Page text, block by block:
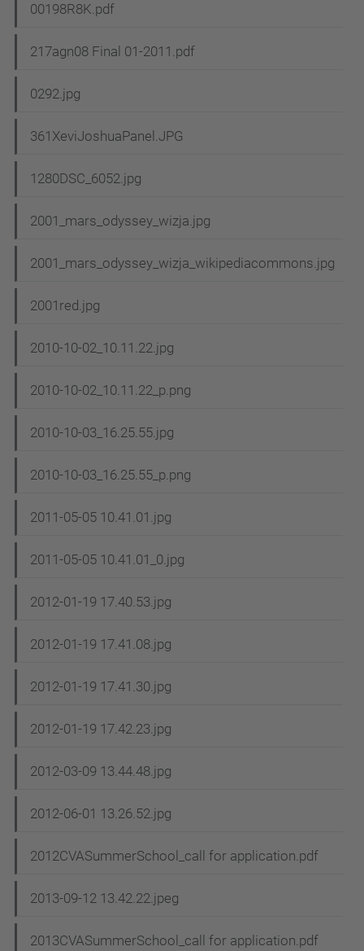
00198R8K.pdf
217agn08 Final 01-2011.pdf
0292.jpg
361XeviJoshuaPanel.JPG
1280DSC_6052.jpg
2001_mars_odyssey_wizja.jpg
2001_mars_odyssey_wizja_wikipediacommons.jpg
2001red.jpg
2010-10-02_10.11.22.jpg
2010-10-02_10.11.22_p.png
2010-10-03_16.25.55.jpg
2010-10-03_16.25.55_p.png
2011-05-05 10.41.01.jpg
2011-05-05 10.41.01_0.jpg
2012-01-19 17.40.53.jpg
2012-01-19 17.41.08.jpg
2012-01-19 17.41.30.jpg
2012-01-19 17.42.23.jpg
2012-03-09 13.44.48.jpg
2012-06-01 13.26.52.jpg
2012CVASummerSchool_call for application.pdf
2013-09-12 13.42.22.jpeg
2013CVASummerSchool_call for application.pdf